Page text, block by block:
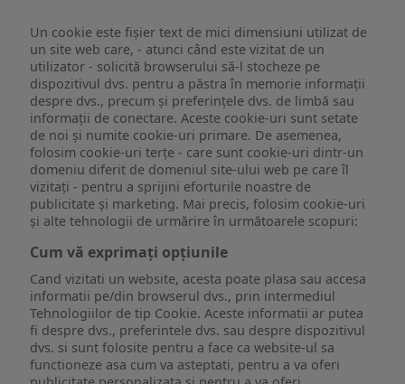
Un cookie este fişier text de mici dimensiuni utilizat de
un site web care, - atunci când este vizitat de un
utilizator - solicită browserului să-l stocheze pe
dispozitivul dvs. pentru a păstra în memorie informații
despre dvs., precum și preferințele dvs. de limbă sau
informații de conectare. Aceste cookie-uri sunt setate
de noi și numite cookie-uri primare. De asemenea,
folosim cookie-uri terțe - care sunt cookie-uri dintr-un
domeniu diferit de domeniul site-ului web pe care îl
vizitați - pentru a sprijini eforturile noastre de
publicitate și marketing. Mai precis, folosim cookie-uri
și alte tehnologii de urmărire în următoarele scopuri:
Cum vă exprimați opțiunile
Cand vizitati un website, acesta poate plasa sau accesa
informatii pe/din browserul dvs., prin intermediul
Tehnologiilor de tip Cookie. Aceste informatii ar putea
fi despre dvs., preferintele dvs. sau despre dispozitivul
dvs. si sunt folosite pentru a face ca website-ul sa
functioneze asa cum va asteptati, pentru a va oferi